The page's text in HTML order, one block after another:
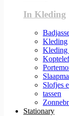
In Kleding
Kleding
Kleding
Slofjes
tassen
Stationary